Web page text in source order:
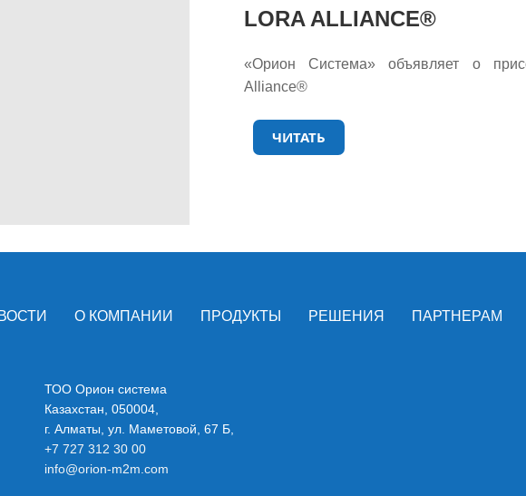
LORA ALLIANCE®
«Орион Система» объявляет о
Alliance®
ЧИТАТЬ
О КОМПАНИИ ПРОДУКТЫ РЕШЕНИЯ ПАРТНЕРАМ
ТОО Орион система
Казахстан, 050004,
г. Алматы, ул. Маметовой, 67 Б,
+7 727 312 30 00
info@orion-m2m.com